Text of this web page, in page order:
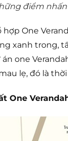
điểm
hợp One
xanh trong,
án one
lẹ, đó là
One